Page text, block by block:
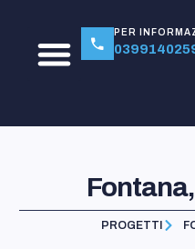
PER
PROGETTI